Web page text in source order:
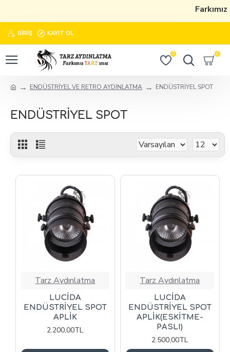
GIRIŞ KAYIT OL
0 0
ENDÜSTRİYEL VE RETRO AYDINLATMA ENDÜSTRİYEL SPOT
ENDÜSTRİYEL SPOT
Tarz Aydınlatma
LUCİDA
ENDÜSTRİYEL SPOT
APLİK
2.200,00TL
Tarz Aydınlatma
LUCİDA
ENDÜSTRİYEL SPOT
APLİK(ESKİTME-
PASLI)
2.500,00TL